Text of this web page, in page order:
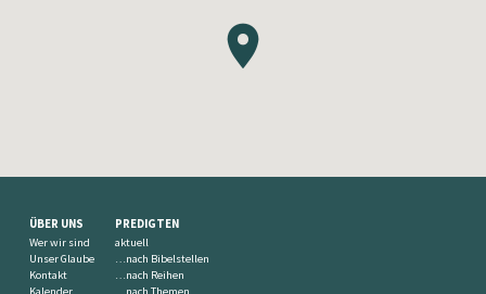
ÜBER UNS
Wer wir sind
Unser Glaube
Kontakt
Kalender
PREDIGTEN
aktuell
…nach Bibelstellen
…nach Reihen
…nach Themen